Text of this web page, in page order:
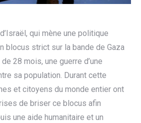
qui mène une politique
blocus strict sur la bande de Gaza
28 mois, une guerre d’une
sa population. Durant cette
et citoyens du monde entier ont
de briser ce blocus afin
une aide humanitaire et un